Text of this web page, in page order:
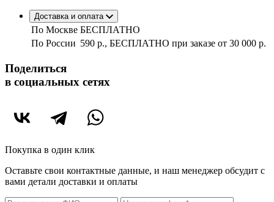
Доставка и оплата
По Москве БЕСПЛАТНО
По России 590 р., БЕСПЛАТНО при заказе от 30 000 р.
Поделиться
в социальных сетях
Покупка в один клик
Оставьте свои контактные данные, и наш менеджер обсудит с
вами детали доставки и оплаты